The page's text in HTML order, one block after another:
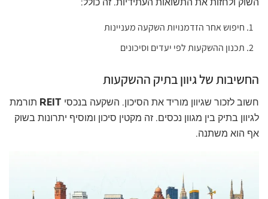
חיפוש אחר הזדמנויות השקעה מעניינות
תכנון ההשקעות לפי יעדים וסיכונים
החשיבות של גיוון בתיק ההשקעות
חשוב לזכור שגיוון מוריד את הסיכון. השקעה בנכסי REIT תורמת
לגיוון בתיק בין מגוון נכסים. זה מקטין סיכון ומוסיף יתרונות בשוק
אף הוא משתנה.